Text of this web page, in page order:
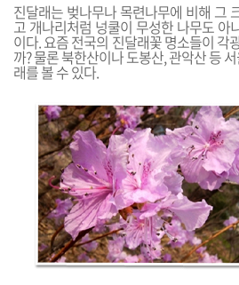
진달래는 벚나무나 목련나무에 비해 그
고 개나리처럼 넝쿨이 무성한 나무도
이다. 요즘 전국의 진달래꽃 명소들이 각
까? 물론 북한산이나 도봉산, 관악산 등
래를 볼 수 있다.